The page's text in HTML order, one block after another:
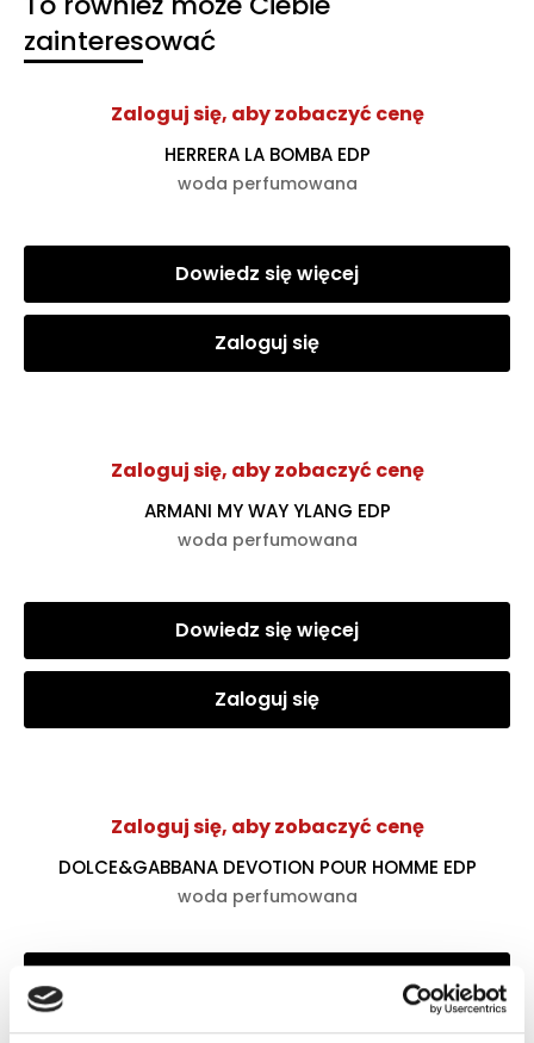
zainteresować
Zaloguj się, aby zobaczyć cenę
HERRERA LA BOMBA EDP
woda perfumowana
Dowiedz się więcej
Zaloguj się
Zaloguj się, aby zobaczyć cenę
ARMANI MY WAY YLANG EDP
woda perfumowana
Dowiedz się więcej
Zaloguj się
Zaloguj się, aby zobaczyć cenę
DOLCE&GABBANA DEVOTION POUR HOMME EDP
woda perfumowana